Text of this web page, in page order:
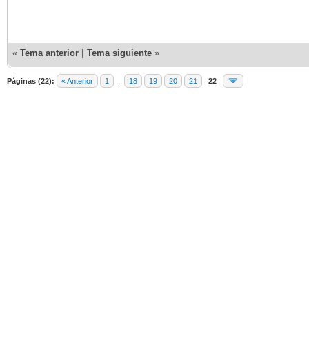
« Tema anterior Tema siguiente »
Páginas (22): « Anterior 1 18 19 20 21 22